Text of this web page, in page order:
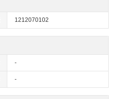
1212070102
-
-